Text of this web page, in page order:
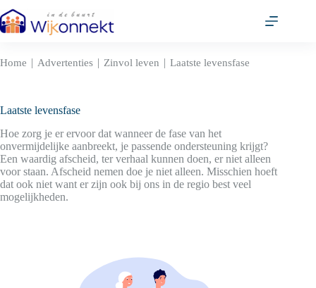
naar
de
Home | Advertenties | Zinvol leven | Laatste levensfase
Laatste levensfase
Hoe zorg je er ervoor dat wanneer de fase van het
onvermijdelijke aanbreekt, je passende ondersteuning krijgt?
Een waardig afscheid, ter verhaal kunnen doen, er niet alleen
voor staan. Afscheid nemen doe je niet alleen. Misschien hoeft
dat ook niet want er zijn ook bij ons in de regio best veel
mogelijkheden.